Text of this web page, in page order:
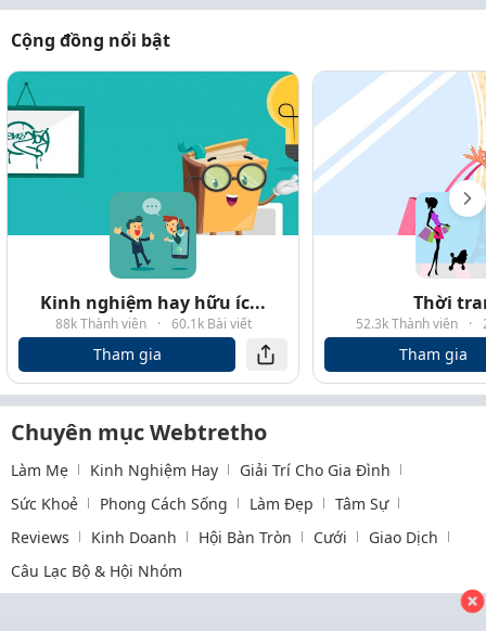
Cộng đồng nổi bật
Kinh nghiệm hay hữu íc...
88k Thành viên · 60.1k Bài viết
Tham gia
Thời
52.3k Thành viên ·
Tham gia
Chuyên mục Webtretho
Làm Mẹ Kinh Nghiệm Hay
Giải Trí Cho Gia Đình
Sức Khoẻ
Phong Cách Sống Làm Đẹp
Tâm Sự
Reviews
Kinh Doanh Hội Bàn Tròn Cưới
Giao Dịch
Câu Lạc Bộ & Hội Nhóm